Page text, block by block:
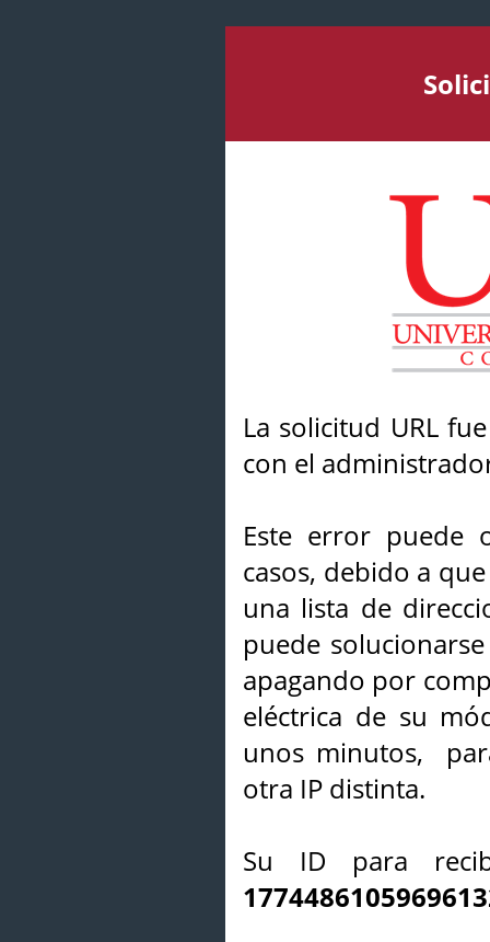
La solicitud URL
con el
Este error puede
casos, debido a
una lista de
puede
apagando por
eléctrica de su
unos minutos,
otra IP distinta.
Su ID para